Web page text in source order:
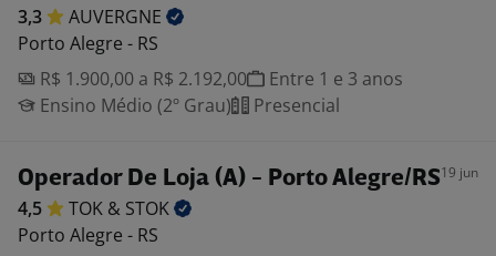
3,3
AUVERGNE
Porto Alegre - RS
R$ 1.900,00 a R$ 2.192,00
Entre 1 e 3 anos
Ensino Médio (2º Grau)
Presencial
Operador De Loja (A) - Porto Alegre/RS19 jun
4,5 TOK & STOK
Porto Alegre - RS